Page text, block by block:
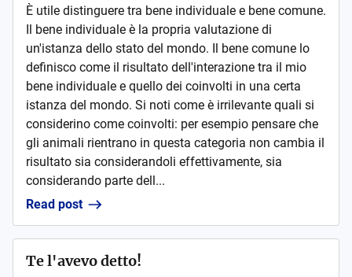
È utile distinguere tra bene individuale e bene comune.
Il bene individuale è la propria valutazione di
un'istanza dello stato del mondo. Il bene comune lo
definisco come il risultato dell'interazione tra il mio
bene individuale e quello dei coinvolti in una certa
istanza del mondo. Si noti come è irrilevante quali si
considerino come coinvolti: per esempio pensare che
gli animali rientrano in questa categoria non cambia il
risultato sia considerandoli effettivamente, sia
considerando parte dell...
Read post
Te l'avevo detto!